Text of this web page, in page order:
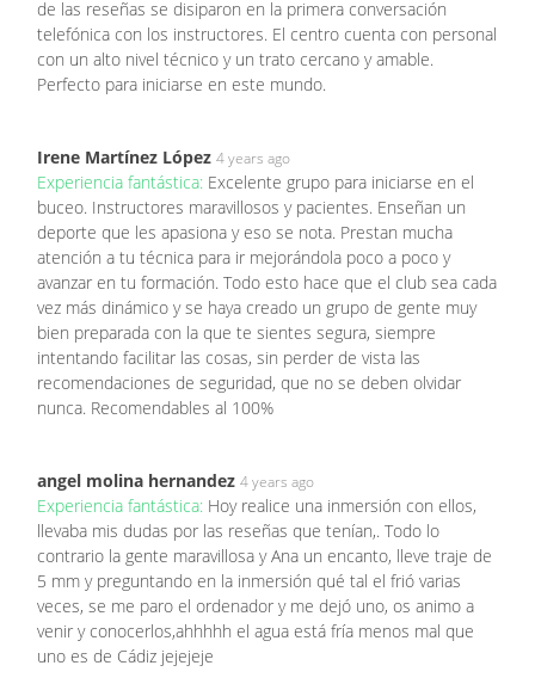
de las reseñas se disiparon en la primera conversación
telefónica con los instructores. El centro cuenta con personal
con un alto nivel técnico y un trato cercano y amable.
Perfecto para iniciarse en este mundo.
Irene Martínez López 4 years ago
Experiencia fantástica: Excelente grupo para iniciarse en el
buceo. Instructores maravillosos y pacientes. Enseñan un
deporte que les apasiona y eso se nota. Prestan mucha
atención a tu técnica para ir mejorándola poco a poco y
avanzar en tu formación. Todo esto hace que el club sea cada
vez más dinámico y se haya creado un grupo de gente muy
bien preparada con la que te sientes segura, siempre
intentando facilitar las cosas, sin perder de vista las
recomendaciones de seguridad, que no se deben olvidar
nunca. Recomendables al 100%
angel molina hernandez 4 years ago
Experiencia fantástica: Hoy realice una inmersión con ellos,
llevaba mis dudas por las reseñas que tenían,. Todo lo
contrario la gente maravillosa y Ana un encanto, lleve traje de
5 mm y preguntando en la inmersión qué tal el frió varias
veces, se me paro el ordenador y me dejó uno, os animo a
venir y conocerlos,ahhhhh el agua está fría menos mal que
uno es de Cádiz jejejeje